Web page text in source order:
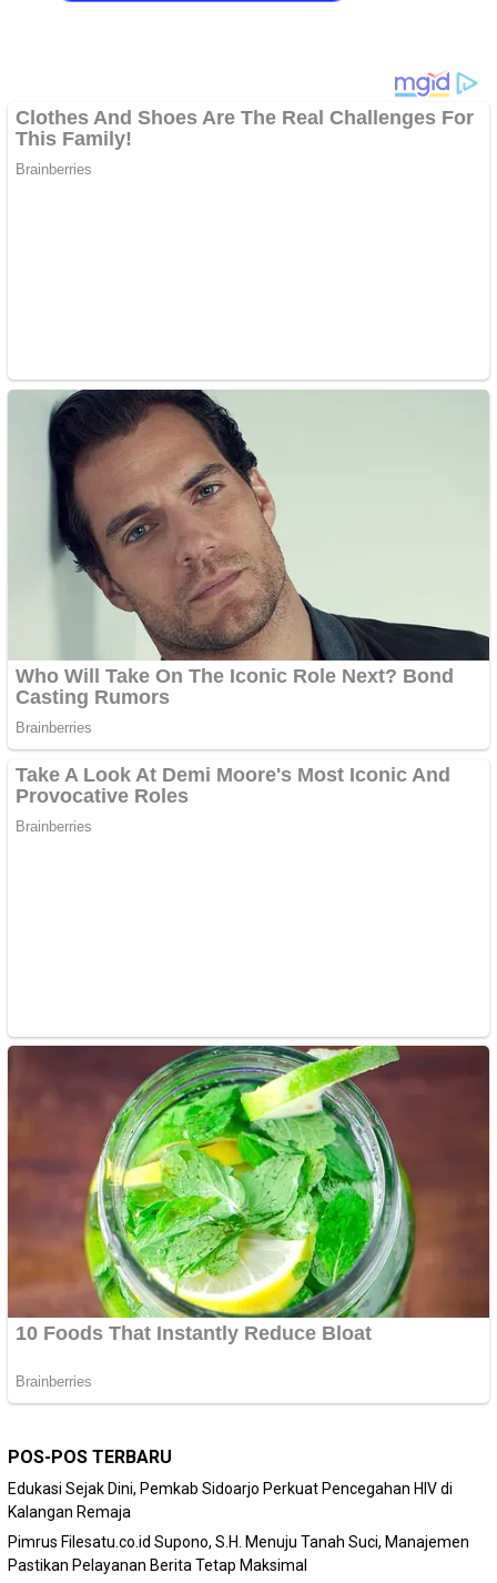
POS-POS TERBARU
Edukasi Sejak Dini, Pemkab Sidoarjo Perkuat Pencegahan HIV di
Kalangan Remaja
Pimrus Filesatu.co.id Supono, S.H. Menuju Tanah Suci, Manajemen
Pastikan Pelayanan Berita Tetap Maksimal